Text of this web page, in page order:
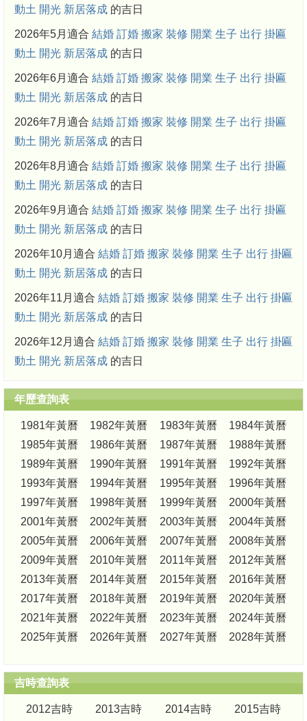
動土 開光 新居落成 的吉日
2026年5月適合 結婚 訂婚 搬家 裝修 開業 生子 出行 掛匾
動土 開光 新居落成 的吉日
2026年6月適合 結婚 訂婚 搬家 裝修 開業 生子 出行 掛匾
動土 開光 新居落成 的吉日
2026年7月適合 結婚 訂婚 搬家 裝修 開業 生子 出行 掛匾
動土 開光 新居落成 的吉日
2026年8月適合 結婚 訂婚 搬家 裝修 開業 生子 出行 掛匾
動土 開光 新居落成 的吉日
2026年9月適合 結婚 訂婚 搬家 裝修 開業 生子 出行 掛匾
動土 開光 新居落成 的吉日
2026年10月適合 結婚 訂婚 搬家 裝修 開業 生子 出行 掛匾
動土 開光 新居落成 的吉日
2026年11月適合 結婚 訂婚 搬家 裝修 開業 生子 出行 掛匾
動土 開光 新居落成 的吉日
2026年12月適合 結婚 訂婚 搬家 裝修 開業 生子 出行 掛匾
動土 開光 新居落成 的吉日
年歷查詢表
1981年黃曆 1982年黃曆 1983年黃曆
1984年黃曆
1985年黃曆
1986年黃曆 1987年黃曆
1988年黃曆
1989年黃曆
1990年黃曆 1991年黃曆
1992年黃曆
1993年黃曆
1994年黃曆 1995年黃曆
1996年黃曆
1997年黃曆
1998年黃曆 1999年黃曆
2000年黃曆
2001年黃曆
2002年黃曆 2003年黃曆
2004年黃曆
2005年黃曆
2006年黃曆 2007年黃曆
2008年黃曆
2009年黃曆
2010年黃曆 2011年黃曆
2012年黃曆
2013年黃曆
2014年黃曆 2015年黃曆
2016年黃曆
2017年黃曆
2018年黃曆 2019年黃曆
2020年黃曆
2021年黃曆
2022年黃曆 2023年黃曆
2024年黃曆
2025年黃曆
2026年黃曆 2027年黃曆 2028年黃曆
吉時查詢表
2012吉時 2013吉時 2014吉時
2015吉時